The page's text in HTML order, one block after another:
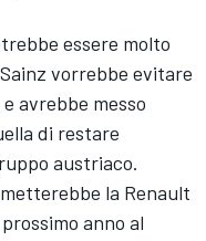
essere molto
vorrebbe evitare
avrebbe messo
di restare
austriaco.
la Renault
anno al